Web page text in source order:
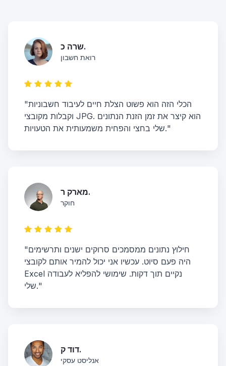
שרה כ.
רואת חשבון
"הכלי הזה הוא פשוט הצלת חיים לעיבוד חשבוניות
וקבלות מקובצי JPG. הוא קיצר את זמן הזנת הנתונים
שלי בחצי והפחית משמעותית את הטעויות."
מארק ר.
חוקר
"חילוץ נתונים ממסמכים סרוקים ישנים ותרשימים
היה פעם סיוט. עכשיו אני יכול להמיר אותם לקובצי
Excel נקיים תוך דקות. שימושי להפליא לעבודה
שלי."
דוד ק.
אנליסט עסקי